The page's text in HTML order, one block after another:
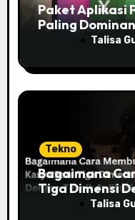
Paket Aplikasi
Paling
Tepat Untuk
Talisa
Tekno
Bagaimana
Tiga Dimensi
Talisa